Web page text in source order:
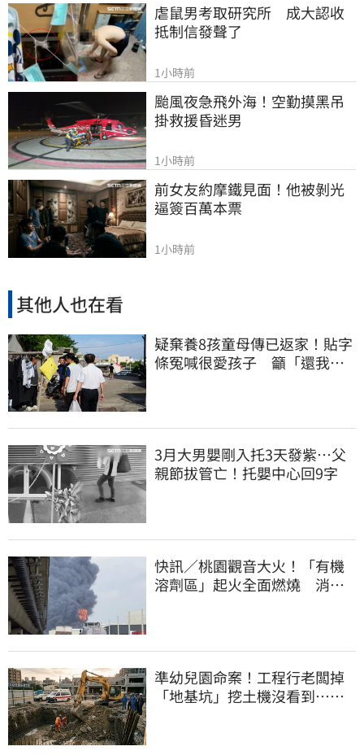
虐鼠男考取研究所　成大認收
抵制信發聲了
1小時前
颱風夜急飛外海！空勤摸黑吊
掛救援昏迷男
1小時前
前女友約摩鐵見面！他被剝光
逼簽百萬本票
1小時前
其他人也在看
疑棄養8孩童母傳已返家！貼字
條冤喊很愛孩子 籲「還我們
3月大男嬰剛入托3天發紫…父
親節拔管亡！托嬰中心回9字
快訊／桃園觀音大火！「有機
溶劑區」起火全面燃燒 消
準幼兒園命案！工程行老闆掉
「地基坑」挖土機沒看到…下